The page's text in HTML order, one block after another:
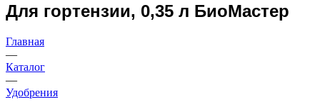
Для гортензии, 0,35 л БиоМастер
Главная
—
Каталог
—
Удобрения